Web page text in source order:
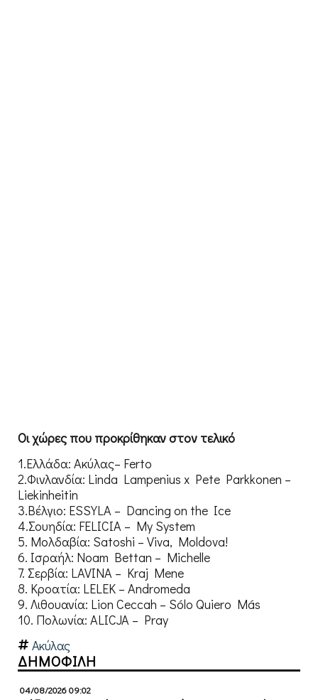
Οι χώρες που προκρίθηκαν στον τελικό
1.Ελλάδα: Ακύλας– Ferto
2.Φινλανδία: Linda Lampenius x Pete Parkkonen –
Liekinheitin
3.Βέλγιο: ESSYLA – Dancing on the Ice
4.Σουηδία: FELICIA – My System
5. Μολδαβία: Satoshi – Viva, Moldova!
6. Ισραήλ: Noam Bettan – Michelle
7. Σερβία: LAVINA – Kraj Mene
8. Κροατία: LELEK – Andromeda
9. Λιθουανία: Lion Ceccah – Sólo Quiero Más
10. Πολωνία: ALICJA – Pray
Ακύλας
ΔΗΜΟΦΙΛΗ
04/08/2026 09:02